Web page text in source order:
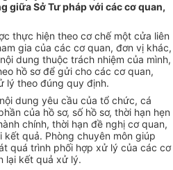
giữa Sở Tư pháp với các cơ quan,
thực hiện theo cơ chế một cửa liên
gia của các cơ quan, đơn vị khác,
dung thuộc trách nhiệm của mình,
hồ sơ để gửi cho các cơ quan,
lý theo đúng quy định.
dung yêu cầu của tổ chức, cá
của hồ sơ, số hồ sơ, thời hạn hẹn
chính, thời hạn đề nghị cơ quan,
quả. Phòng chuyên môn giúp
quá trình phối hợp xử lý của các cơ
lại kết quả xử lý.